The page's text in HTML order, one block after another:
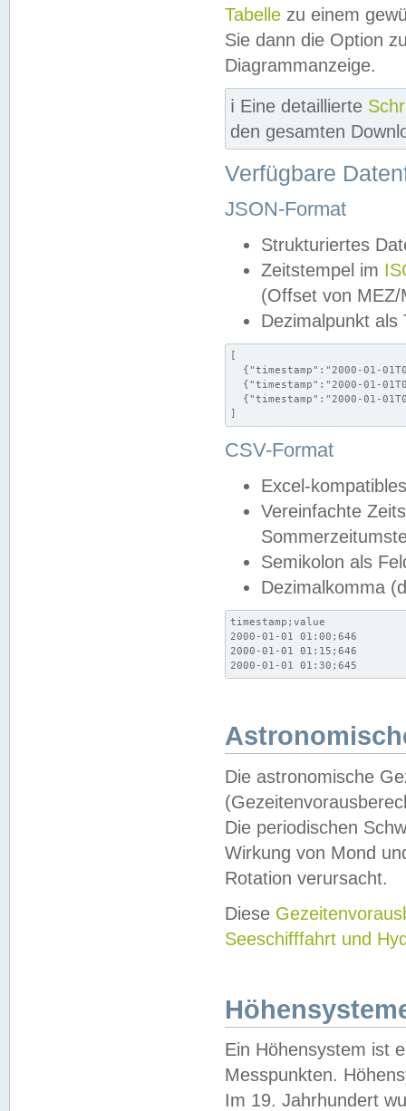
Tabelle zu einem
Sie dann die Option
Diagrammanzeige.
ℹ️ Eine detaillierte
den gesamten
Verfügbare
JSON-Format
Strukturiertes
Zeitstempel im
(Offset von MEZ/
Dezimalpunkt als
[
{"timestamp":"2000-01-
{"timestamp":"2000-01-
{"timestamp":"2000-01-
]
CSV-Format
Excel-
Vereinfachte
Semikolon als
Dezimalkomma
timestamp;value
2000-01-01 01:00;646
2000-01-01 01:15;646
2000-01-01 01:30;645
Die astronomische
Die periodischen
Wirkung von Mond
Rotation verursacht.
Diese
Seeschifffahrt und
Ein Höhensystem ist
Messpunkten.
Im 19. Jahrhundert